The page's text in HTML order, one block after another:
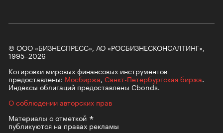
© ООО «БИЗНЕСПРЕСС», АО «РОСБИЗНЕСКОНСАЛТИНГ»,
1995–2026
Котировки мировых финансовых инструментов
предоставлены: Мосбиржа, Санкт-Петербургская биржа.
Индексы облигаций предоставлены Cbonds.
О соблюдении авторских прав
Материалы сотметкой
публикуются на правах рекламы